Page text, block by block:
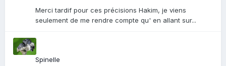
Merci tardif pour ces précisions Hakim, je viens
seulement de me rendre compte qu' en allant sur...
Spinelle